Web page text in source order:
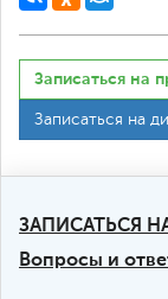
Записаться на
Записаться на
ЗАПИСАТЬСЯ
Вопросы и